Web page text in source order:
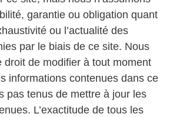
garantie ou obligation quant
ou l’actualité des
par le biais de ce site. Nous
droit de modifier à tout moment
informations contenues dans ce
pas tenus de mettre à jour les
L’exactitude de tous les